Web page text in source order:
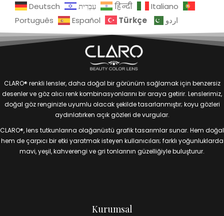
Deutsch
עִבְרִית हिन्दी
Italiano
Português
Español Türkçe اردو
CLARO® renkli lensler, daha doğal bir görünüm sağlamak için benzersiz
desenler ve göz alıcı renk kombinasyonlarını bir araya getirir. Lenslerimiz,
doğal göz renginizle uyumlu olacak şekilde tasarlanmıştır; koyu gözleri
aydınlatırken açık gözleri de vurgular.
CLARO®, lens tutkunlarına olağanüstü grafik tasarımlar sunar. Hem doğal
hem de çarpıcı bir etki yaratmak isteyen kullanıcıları; farklı yoğunluklarda
mavi, yeşil, kahverengi ve gri tonlarının güzelliğiyle buluşturur.
Kurumsal